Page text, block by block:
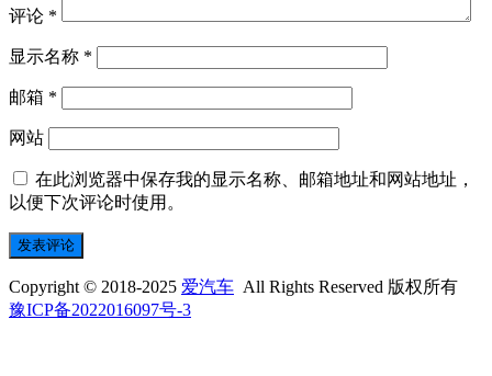
评论 *
显示名称 *
邮箱 *
网站
在此浏览器中保存我的显示名称、邮箱地址和网站地址，
以便下次评论时使用。
Copyright © 2018-2025 爱汽车 All Rights Reserved 版权所有
豫ICP备2022016097号-3